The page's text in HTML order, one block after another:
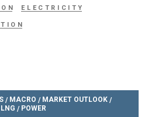
ELECTRICITY
/ MACRO / MARKET OUTLOOK /
/ POWER